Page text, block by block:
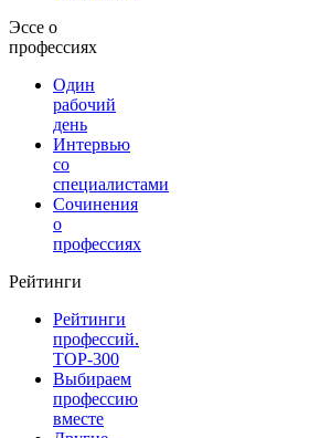
Эссе о
профессиях
Один
рабочий
день
Интервью
со
специалистами
Сочинения
о
профессиях
Рейтинги
Рейтинги
профессий.
TOP-300
Выбираем
профессию
вместе